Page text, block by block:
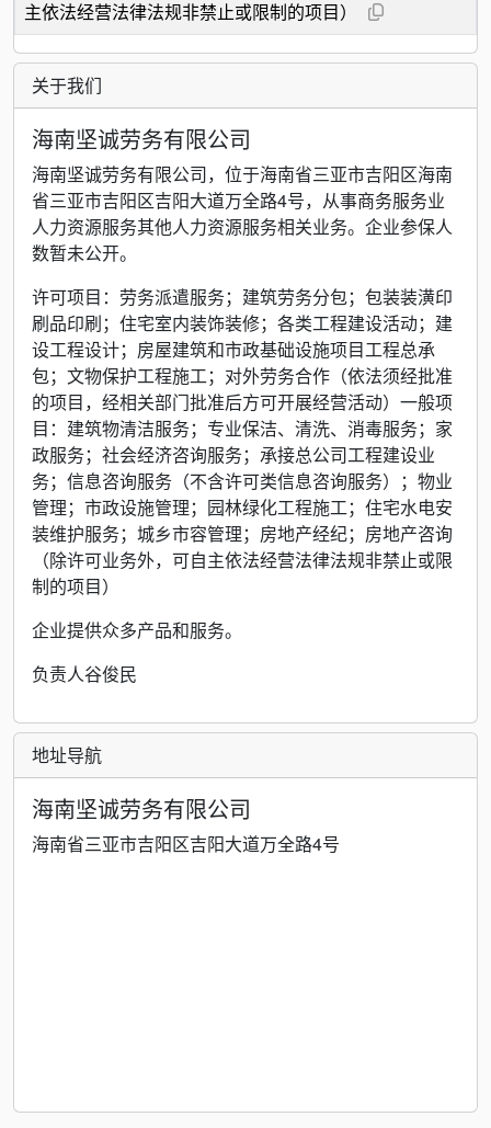
主依法经营法律法规非禁止或限制的项目）
关于我们
海南坚诚劳务有限公司
海南坚诚劳务有限公司，位于海南省三亚市吉阳区海南
省三亚市吉阳区吉阳大道万全路4号，从事商务服务业
人力资源服务其他人力资源服务相关业务。企业参保人
数暂未公开。
许可项目：劳务派遣服务；建筑劳务分包；包装装潢印
刷品印刷；住宅室内装饰装修；各类工程建设活动；建
设工程设计；房屋建筑和市政基础设施项目工程总承
包；文物保护工程施工；对外劳务合作（依法须经批准
的项目，经相关部门批准后方可开展经营活动）一般项
目：建筑物清洁服务；专业保洁、清洗、消毒服务；家
政服务；社会经济咨询服务；承接总公司工程建设业
务；信息咨询服务（不含许可类信息咨询服务）；物业
管理；市政设施管理；园林绿化工程施工；住宅水电安
装维护服务；城乡市容管理；房地产经纪；房地产咨询
（除许可业务外，可自主依法经营法律法规非禁止或限
制的项目）
企业提供众多产品和服务。
负责人谷俊民
地址导航
海南坚诚劳务有限公司
海南省三亚市吉阳区吉阳大道万全路4号